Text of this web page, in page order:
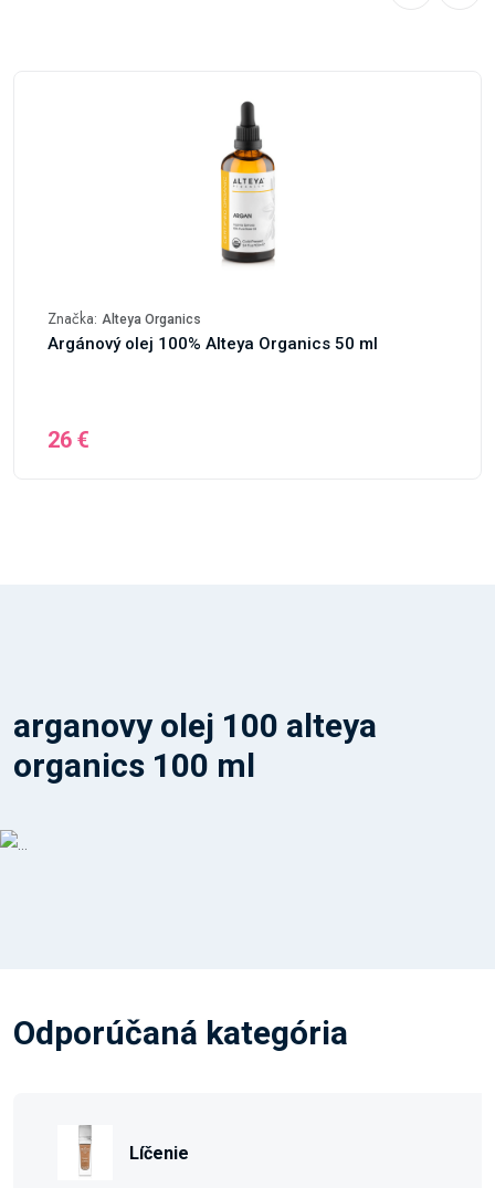
Značka: Alteya Organics
Argánový olej 100% Alteya Organics 50 ml
26 €
arganovy olej 100 alteya
organics 100 ml
Odporúčaná kategória
Líčenie